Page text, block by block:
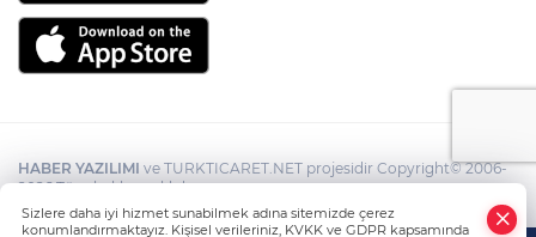
HABER YAZILIMI ve TURKTICARET.NET projesidir Copyright© 2006-
2026 Tüm hakları saklıdır.
Sizlere daha iyi hizmet sunabilmek adına sitemizde çerez
konumlandırmaktayız. Kişisel verileriniz, KVKK ve GDPR kapsamında